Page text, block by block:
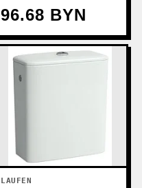
96.68 BYN
LAUFEN